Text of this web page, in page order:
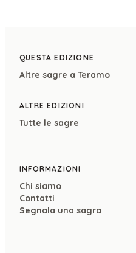
QUESTA EDIZIONE
Altre sagre a Teramo
ALTRE EDIZIONI
Tutte le sagre
INFORMAZIONI
Chi siamo
Contatti
Segnala una sagra